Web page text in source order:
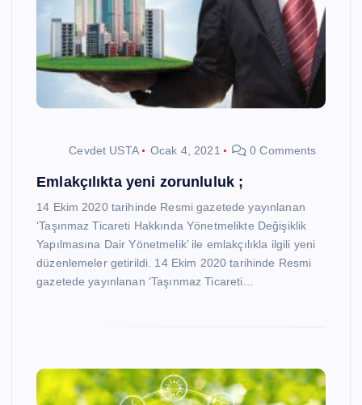
Cevdet USTA Ocak 4, 2021 0 Comments
Emlakçılıkta yeni zorunluluk ;
14 Ekim 2020 tarihinde Resmi gazetede yayınlanan
‘Taşınmaz Ticareti Hakkında Yönetmelikte Değişiklik
Yapılmasına Dair Yönetmelik’ ile emlakçılıkla ilgili yeni
düzenlemeler getirildi. 14 Ekim 2020 tarihinde Resmi
gazetede yayınlanan ‘Taşınmaz Ticareti…